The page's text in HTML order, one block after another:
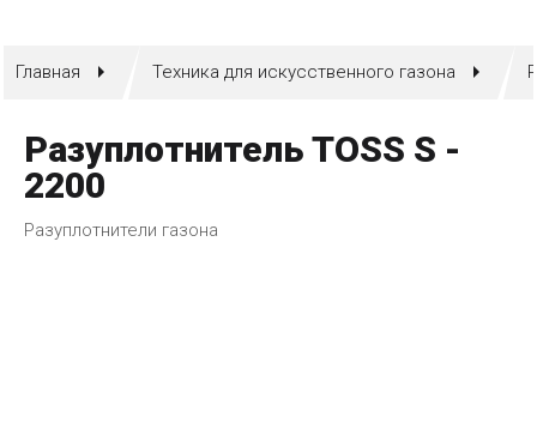
Главная Техника для искусственного газона
Разуплотнитель TOSS S -
2200
Разуплотнители газона